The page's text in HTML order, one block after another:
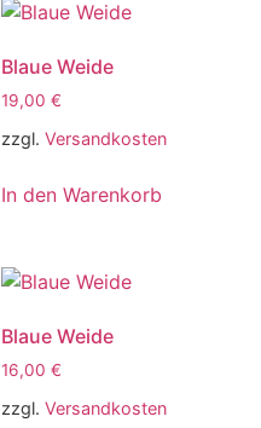
Blaue Weide
19,00 €
zzgl. Versandkosten
In den Warenkorb
Blaue Weide
16,00 €
zzgl. Versandkosten